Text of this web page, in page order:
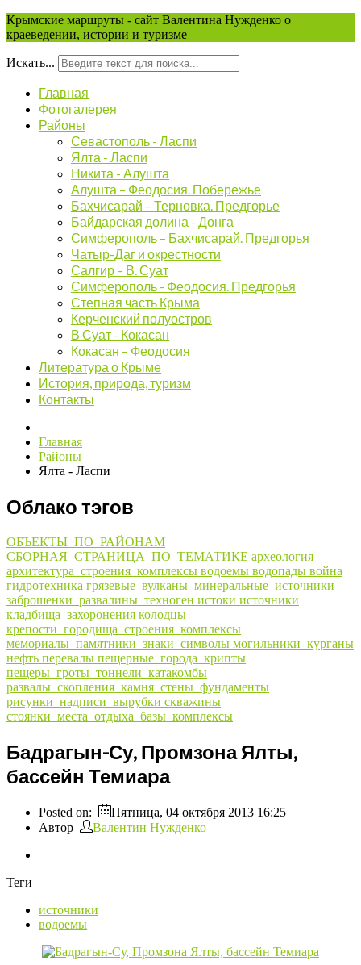
Крымские маршруты - сайт Валентина Нужденко о
краеведении, истории и туризме
Искать...
Главная
Фотогалерея
Районы
Севастополь - Ласпи
Ялта - Ласпи
Никита - Алушта
Алушта – Феодосия. Побережье
Бахчисарай – Терновка. Предгорье
Байдарская долина - Донга
Симферополь – Бахчисарай. Предгорья
Чатыр-Даг и окрестности
Салгир – В. Суат
Симферополь - Феодосия. Предгорья
Степная часть Крыма
Керченский полуостров
В Суат - Кокасан
Кокасан – Феодосия
Литература о Крыме
История, природа, туризм
Контакты
Главная
Районы
Ялта - Ласпи
Облако тэгов
ОБЪЕКТЫ_ПО_РАЙОНАМ
СБОРНАЯ_СТРАНИЦА_ПО_ТЕМАТИКЕ археология
архитектура_строения_комплексы водоемы водопады война
гидротехника грязевые_вулканы_минеральные_источники
заброшенки_развалины_техноген истоки источники
кладбища_захоронения колодцы
крепости_городища_строения_комплексы
мемориалы_памятники_знаки_символы могильники_курганы
нефть перевалы пещерные_города_крипты
пещеры_гроты_тоннели_катакомбы
развалы_скопления_камня_стены_фундаменты
рисунки_надписи_вырубки скважины
стоянки_места_отдыха_базы_комплексы
Бадрагын-Су, Промзона Ялты,
бассейн Темиара
Posted on:
Пятница, 04 октября 2013 16:25
Автор
Валентин Нужденко
Теги
источники
водоемы